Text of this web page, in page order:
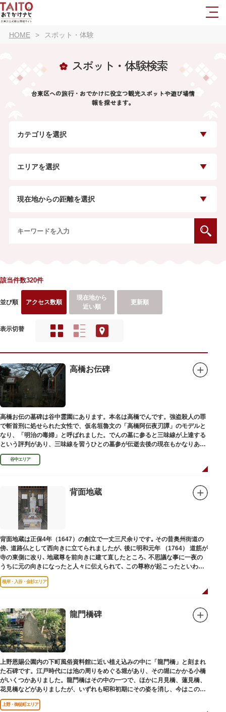
HOME スポット・体験
スポット・体験検索
台東区への旅行・おでかけに役立つ観光スポットや遊び場情
報を探せます。
カテゴリを選択
エリアを選択
現在地からの距離を選択
該当件数320件
並び順 アクセス数順
現在地から
近い順
更新順
表示切替
高橋お伝碑
高橋お伝の墓碑は谷中霊園にあります。本名は高橋でんです。強盗殺人の罪
で斬首刑に処せられた女性で、仮名垣魯文の「高橋阿伝夜刃譚」のモデルと
なり、「明治の毒婦」と呼ばれました。でんの墓に参ると三味線が上達する
という評判があり、三味線を習うひとの墓参が伝逝去後の現在もかなりある
といわれています。
谷中エリア
背面地蔵
背面地蔵は正保4年（1647）の創立で一丈三尺余りです｡ その昔奥州街道の
傍､ 道路仏として西向きに立てられましたが､ 後に明和元年 （1764） 道筋が
寺の東側に改り､ 地蔵尊を前向きに建て直したところ､ 不思議な事に一夜の
うちに元の向きになったと人々に伝えられて､ この尊称が起こったといわれ
ています｡薬王寺（やくおうじ）にあります。
根岸・入谷・金杉エリア
龍門橋碑
上野恩賜公園内の下町風俗資料館に近い植え込みの中に「龍門橋」と刻まれ
た石碑です。江戸時代には池の周りをめぐる堀があり、その堀にかかる小橋
がいくつかありました。龍門橋はその中の一つで、ほかに月見橋、蓮見橋、
花見橋などがありましたが、いずれも昭和初期にその姿を消し、今はこの石
碑にその名残がわずかに残るだけです。
上野・御徒町エリア